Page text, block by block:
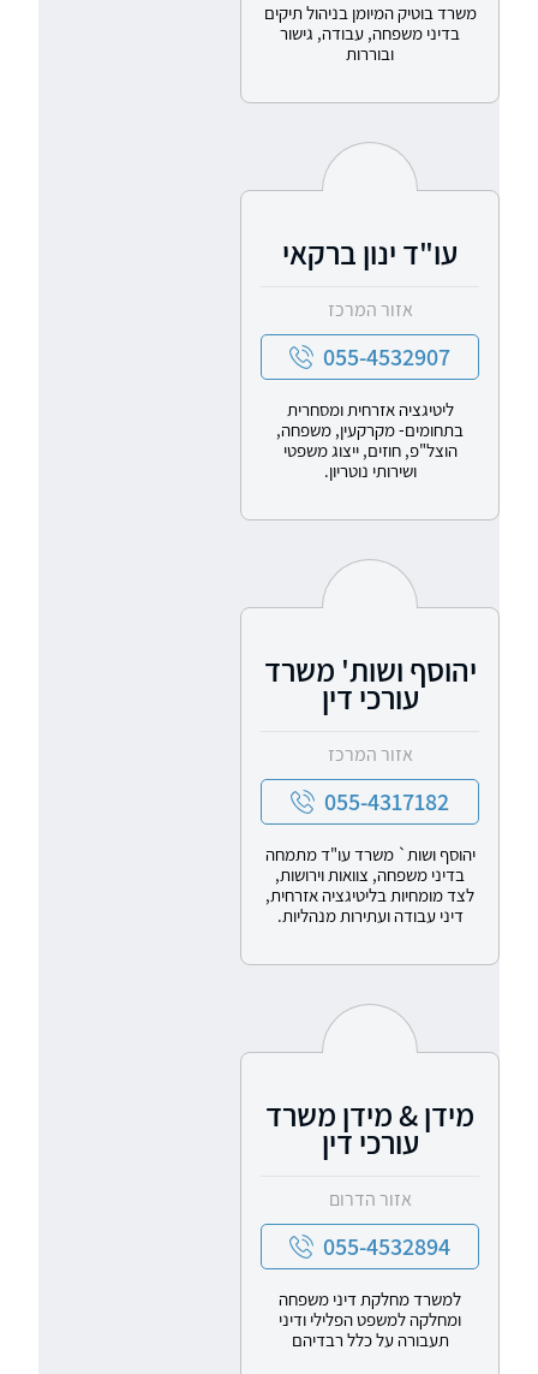
משרד בוטיק המיומן בניהול תיקים
בדיני משפחה, עבודה, גישור
ובוררות
עו"ד ינון ברקאי
אזור המרכז
055-4532907
ליטיגציה אזרחית ומסחרית
בתחומים- מקרקעין, משפחה,
הוצל"פ, חוזים, ייצוג משפטי
ושירותי נוטריון.
יהוסף ושות' משרד
עורכי דין
אזור המרכז
055-4317182
יהוסף ושות` משרד עו"ד מתמחה
בדיני משפחה, צוואות וירושות,
לצד מומחיות בליטיגציה אזרחית,
דיני עבודה ועתירות מנהליות.
מידן & מידן משרד
עורכי דין
אזור הדרום
055-4532894
למשרד מחלקת דיני משפחה
ומחלקה למשפט הפלילי ודיני
תעבורה על כלל רבדיהם